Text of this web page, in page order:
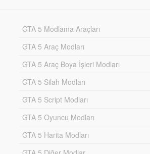
GTA 5 Modlama Araçları
GTA 5 Araç Modları
GTA 5 Araç Boya İşleri Modları
GTA 5 Silah Modları
GTA 5 Script Modları
GTA 5 Oyuncu Modları
GTA 5 Harita Modları